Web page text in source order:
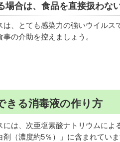
場合は、食品を直接扱わな
は、とても感染力の強いウイル
事の介助を控えましょう。
きる消毒液の作り方
には、次亜塩素酸ナトリウムに
剤（濃度約5％）」に含まれていま